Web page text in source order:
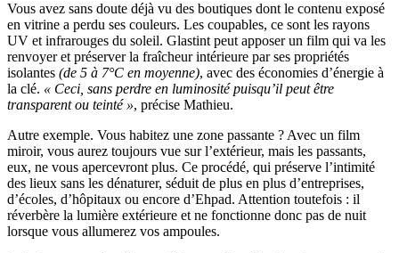
Vous avez sans doute déjà vu des boutiques dont le contenu exposé
en vitrine a perdu ses couleurs. Les coupables, ce sont les rayons
UV et infrarouges du soleil. Glastint peut apposer un film qui va les
renvoyer et préserver la fraîcheur intérieure par ses propriétés
isolantes (de 5 à 7°C en moyenne), avec des économies d’énergie à
la clé. « Ceci, sans perdre en luminosité puisqu’il peut être
transparent ou teinté », précise Mathieu.
Autre exemple. Vous habitez une zone passante ? Avec un film
miroir, vous aurez toujours vue sur l’extérieur, mais les passants,
eux, ne vous apercevront plus. Ce procédé, qui préserve l’intimité
des lieux sans les dénaturer, séduit de plus en plus d’entreprises,
d’écoles, d’hôpitaux ou encore d’Ehpad. Attention toutefois : il
réverbère la lumière extérieure et ne fonctionne donc pas de nuit
lorsque vous allumerez vos ampoules.